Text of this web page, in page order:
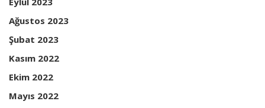
Ağustos 2023
Şubat 2023
Kasım 2022
Ekim 2022
Mayıs 2022